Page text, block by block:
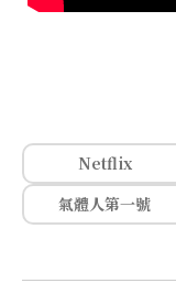
Netflix
氣體人第一號